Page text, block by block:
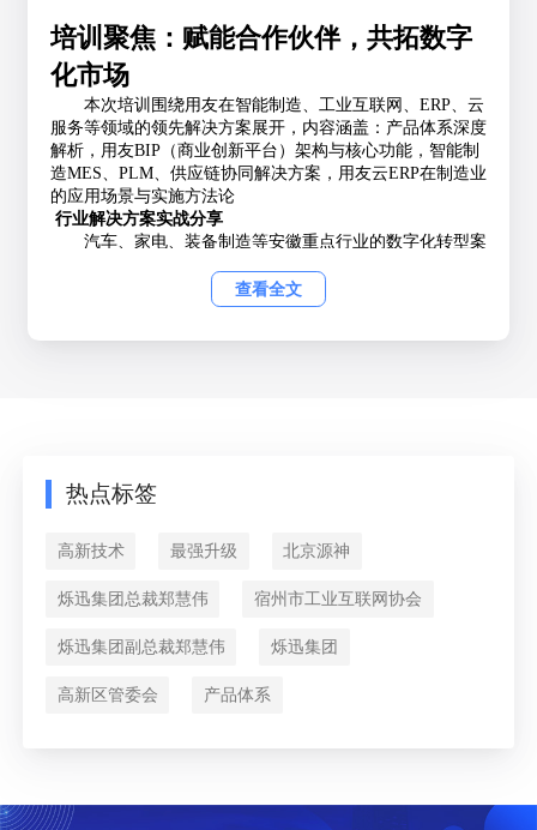
培训聚焦：赋能合作伙伴，共拓数字
化市场
本次培训围绕用友在智能制造、工业互联网、ERP、云
服务等领域的领先解决方案展开，内容涵盖：产品体系深度
解析，用友BIP（商业创新平台）架构与核心功能，智能制
造MES、PLM、供应链协同解决方案，用友云ERP在制造业
的应用场景与实施方法论
行业解决方案实战分享
汽车、家电、装备制造等安徽重点行业的数字化转型案
提升，客户需求分析及方案定制技巧，用友与合作伙伴的联
合交付模式，强强联合，共筑数字化生态
为客户创造价值的能力。未来双方还将在人才培养、技术研
发等领域展开更多合作。”
态的重要组成。我们希望通过系统化培训，助力烁迅科技成
设。”
查看全文
热点标签
高新技术 最强升级 北京源神
烁迅集团总裁郑慧伟 宿州市工业互联网协会
烁迅集团副总裁郑慧伟 烁迅集团
高新区管委会 产品体系